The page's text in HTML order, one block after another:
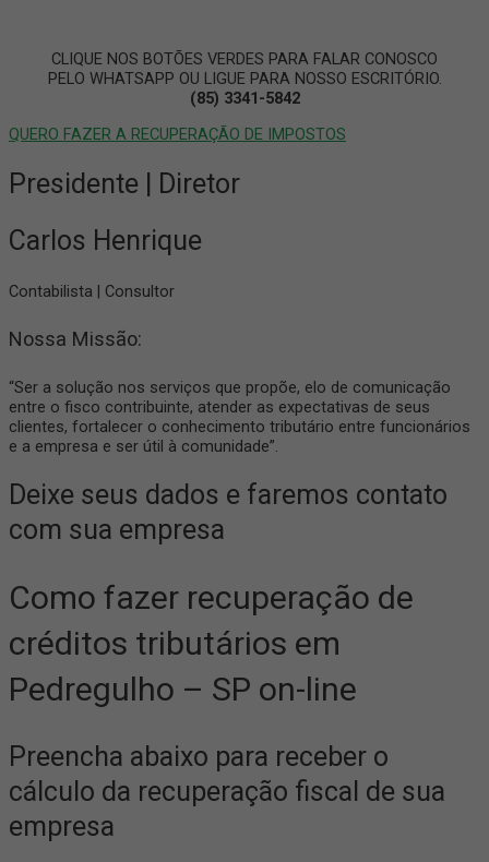
CLIQUE NOS BOTÕES VERDES PARA FALAR CONOSCO
PELO WHATSAPP OU LIGUE PARA NOSSO ESCRITÓRIO.
(85) 3341-5842
QUERO FAZER A RECUPERAÇÃO DE IMPOSTOS
Presidente | Diretor
Carlos Henrique
Contabilista | Consultor
Nossa Missão:
“Ser a solução nos serviços que propõe, elo de comunicação
entre o fisco contribuinte, atender as expectativas de seus
clientes, fortalecer o conhecimento tributário entre funcionários
e a empresa e ser útil à comunidade”.
Deixe seus dados e faremos contato
com sua empresa
Como fazer recuperação de
créditos tributários em
Pedregulho – SP on-line
Preencha abaixo para receber o
cálculo da recuperação fiscal de sua
empresa